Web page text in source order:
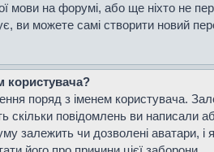
мови на форумі, або ще ніхто не
ви можете самі створити новий
користувача?
поряд з іменем користувача.
скільки повідомлень ви
залежить чи дозволені